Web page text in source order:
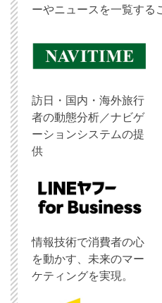
ーやニュースを一覧する
訪日・国内・海外旅行
者の動態分析／ナビゲ
ーションシステムの提
供
情報技術で消費者の心
を動かす、未来のマー
ケティングを実現。